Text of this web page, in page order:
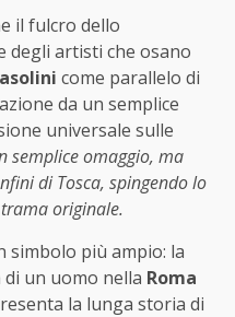
il fulcro dello
degli artisti che osano
come parallelo di
da un semplice
universale sulle
semplice omaggio, ma
di Tosca, spingendo lo
originale.
simbolo più ampio: la
un uomo nella Roma
la lunga storia di